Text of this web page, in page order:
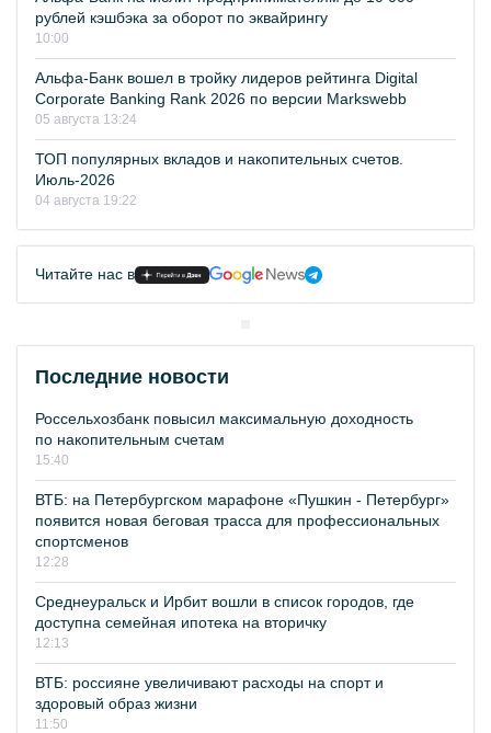
рублей кэшбэка за оборот по эквайрингу
10:00
Альфа-Банк вошел в тройку лидеров рейтинга Digital
Corporate Banking Rank 2026 по версии Markswebb
05 августа 13:24
ТОП популярных вкладов и накопительных счетов.
Июль-2026
04 августа 19:22
Читайте нас в
Последние новости
Россельхозбанк повысил максимальную доходность
по накопительным счетам
15:40
ВТБ: на Петербургском марафоне «Пушкин - Петербург»
появится новая беговая трасса для профессиональных
спортсменов
12:28
Среднеуральск и Ирбит вошли в список городов, где
доступна семейная ипотека на вторичку
12:13
ВТБ: россияне увеличивают расходы на спорт и
здоровый образ жизни
11:50